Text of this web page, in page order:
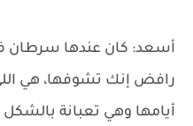
أسعد: كان عندها سرطان
رافض إنك تشوفها، هي
أيامها وهي تعبانة